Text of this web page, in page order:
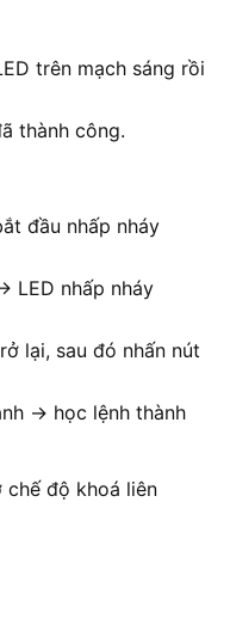
trên mạch sáng rồi
thành công.
đầu nhấp nháy
LED nhấp nháy
lại, sau đó nhấn nút
→ học lệnh thành
độ khoá liên